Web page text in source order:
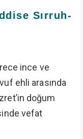
Sırruh-
ince ve
ehli arasında
doğum
vefat